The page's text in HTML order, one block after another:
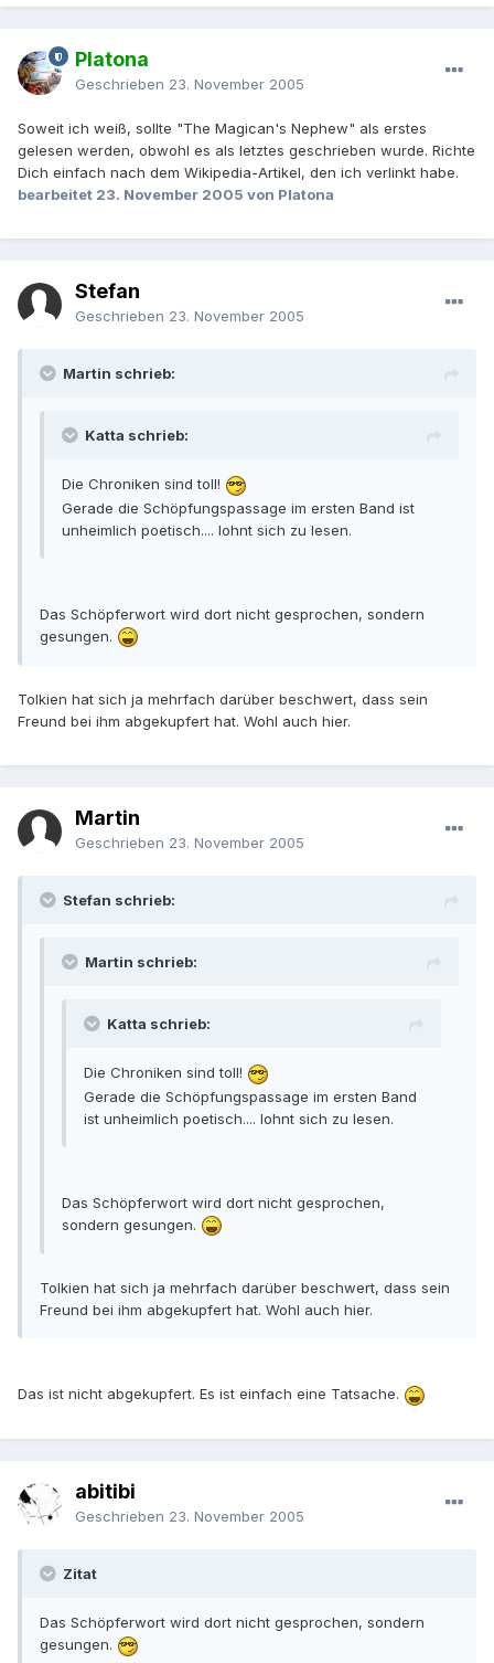
Platona
Geschrieben 23. November 2005
Soweit ich weiß, sollte "The Magican's Nephew" als erstes
gelesen werden, obwohl es als letztes geschrieben wurde. Richte
Dich einfach nach dem Wikipedia-Artikel, den ich verlinkt habe.
bearbeitet 23. November 2005 von Platona
Stefan
Geschrieben 23. November 2005
Martin schrieb:
Katta schrieb:
Die Chroniken sind toll!
Gerade die Schöpfungspassage im ersten Band ist
unheimlich poetisch.... lohnt sich zu lesen.
Das Schöpferwort wird dort nicht gesprochen, sondern
gesungen.
Tolkien hat sich ja mehrfach darüber beschwert, dass sein
Freund bei ihm abgekupfert hat. Wohl auch hier.
Martin
Geschrieben 23. November 2005
Stefan schrieb:
Martin schrieb:
Katta schrieb:
Die Chroniken sind toll!
Gerade die Schöpfungspassage im ersten Band
ist unheimlich poetisch.... lohnt sich zu lesen.
Das Schöpferwort wird dort nicht gesprochen,
sondern gesungen.
Tolkien hat sich ja mehrfach darüber beschwert, dass sein
Freund bei ihm abgekupfert hat. Wohl auch hier.
Das ist nicht abgekupfert. Es ist einfach eine Tatsache.
abitibi
Geschrieben 23. November 2005
Zitat
Das Schöpferwort wird dort nicht gesprochen, sondern
gesungen.